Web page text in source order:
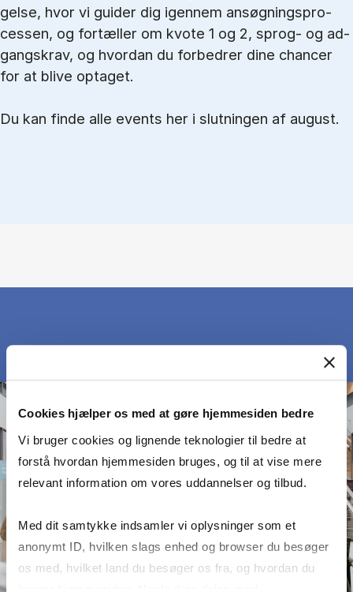
Cookies hjælper os med at gøre hjemmesiden bedre
Vi bruger cookies og lignende teknologier til bedre at
forstå hvordan hjemmesiden bruges, og til at vise mere
relevant information om vores uddannelser og tilbud.
Med dit samtykke indsamler vi oplysninger som et
anonymt ID, hvilken slags enhed og browser du besøger
os med, hvilket land du besøger os fra, og hvordan du
gel­se, hvor vi gu­i­der dig igen­nem an­søg­nings­pro­
ces­sen, og for­tæl­ler om kvo­te 1 og 2, sprog- og ad­
gangs­krav, og hvordan du forbedrer dine chancer
for at blive optaget.
Du kan finde alle events her i slutningen af august.